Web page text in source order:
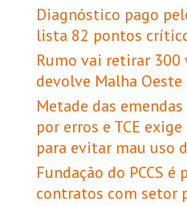
Diagnóstico pago
lista 82 pontos
Rumo vai retirar 300
devolve Malha
Metade das
por erros e TCE
para evitar mau uso
Fundação do PCCS
contratos com setor